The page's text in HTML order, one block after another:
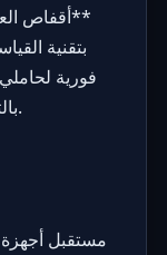
**أقفاص
بتقنية
فورية
والتحكم في ديناميكيات BDSM بالتراضي.